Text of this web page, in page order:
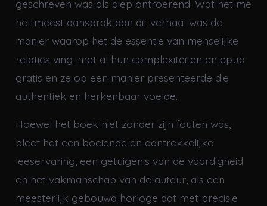
geschreven was als diep ontroerend. Wat het me
het meest aansprak aan dit verhaal was de
manier waarop het de essentie van menselijke
relaties ving, met al hun complexiteiten en epub
gratis en ze op een manier presenteerde die
authentiek en herkenbaar voelde.
Hoewel het boek niet zonder zijn fouten was,
bleef het een boeiende en aantrekkelijke
leeservaring, een getuigenis van de vaardigheid
en het vakmanschap van de auteur, als een
meesterlijk gebouwd horloge dat met precisie